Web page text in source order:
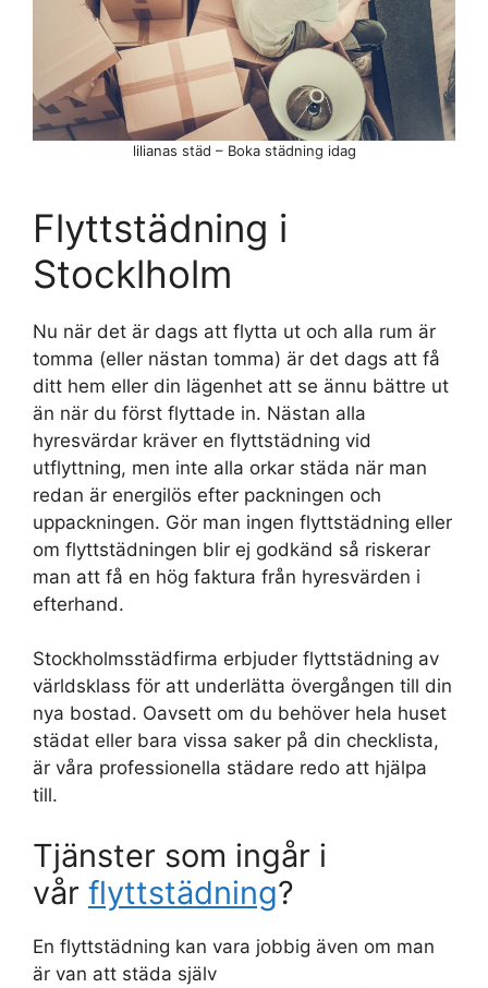
Flyttstädning i
Stocklholm
Nu när det är dags att flytta ut och alla rum är
tomma (eller nästan tomma) är det dags att få
ditt hem eller din lägenhet att se ännu bättre ut
än när du först flyttade in. Nästan alla
hyresvärdar kräver en flyttstädning vid
utflyttning, men inte alla orkar städa när man
redan är energilös efter packningen och
uppackningen. Gör man ingen flyttstädning eller
om flyttstädningen blir ej godkänd så riskerar
man att få en hög faktura från hyresvärden i
efterhand.
Stockholmsstädfirma erbjuder flyttstädning av
världsklass för att underlätta övergången till din
nya bostad. Oavsett om du behöver hela huset
städat eller bara vissa saker på din checklista,
är våra professionella städare redo att hjälpa
till.
Tjänster som ingår i
vår flyttstädning?
En flyttstädning kan vara jobbig även om man
är van att städa själv
lilianas städ – Boka städning idag